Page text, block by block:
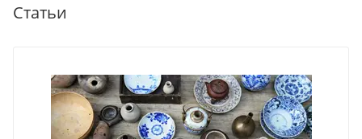
Статьи